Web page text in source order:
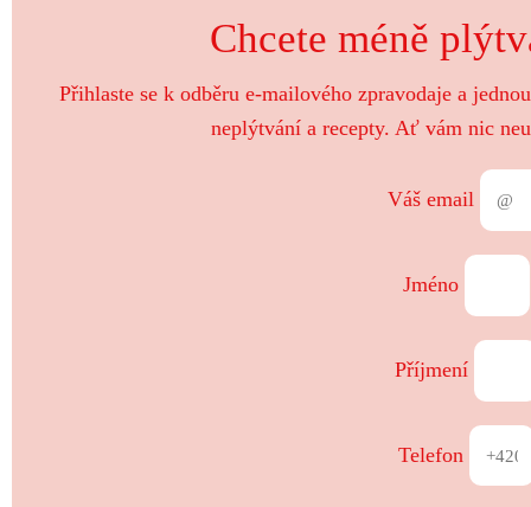
Chcete méně
Přihlaste se k odběru e-mailového zpravodaje a
neplýtvání a recepty. Ať vám nic
Váš email
Jméno
Příjmení
Telefon